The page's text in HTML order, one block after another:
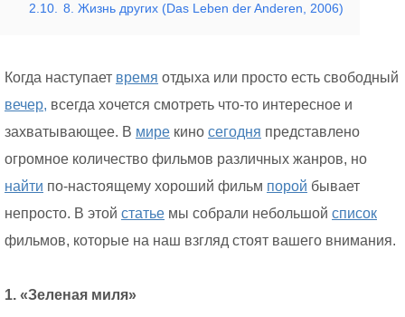
2.10.
8. Жизнь других (Das Leben der Anderen, 2006)
Когда наступает время отдыха или просто есть свободный
вечер, всегда хочется смотреть что-то интересное и
захватывающее. В мире кино сегодня представлено
огромное количество фильмов различных жанров, но
найти по-настоящему хороший фильм порой бывает
непросто. В этой статье мы собрали небольшой список
фильмов, которые на наш взгляд стоят вашего внимания.
1. «Зеленая миля»